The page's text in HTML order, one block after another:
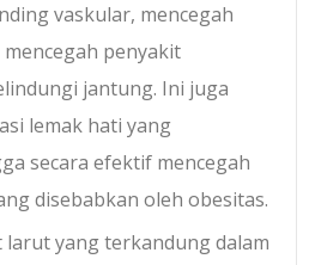
vaskular, mencegah
penyakit
jantung. Ini juga
lemak hati yang
secara efektif mencegah
disebabkan oleh obesitas.
larut yang terkandung dalam